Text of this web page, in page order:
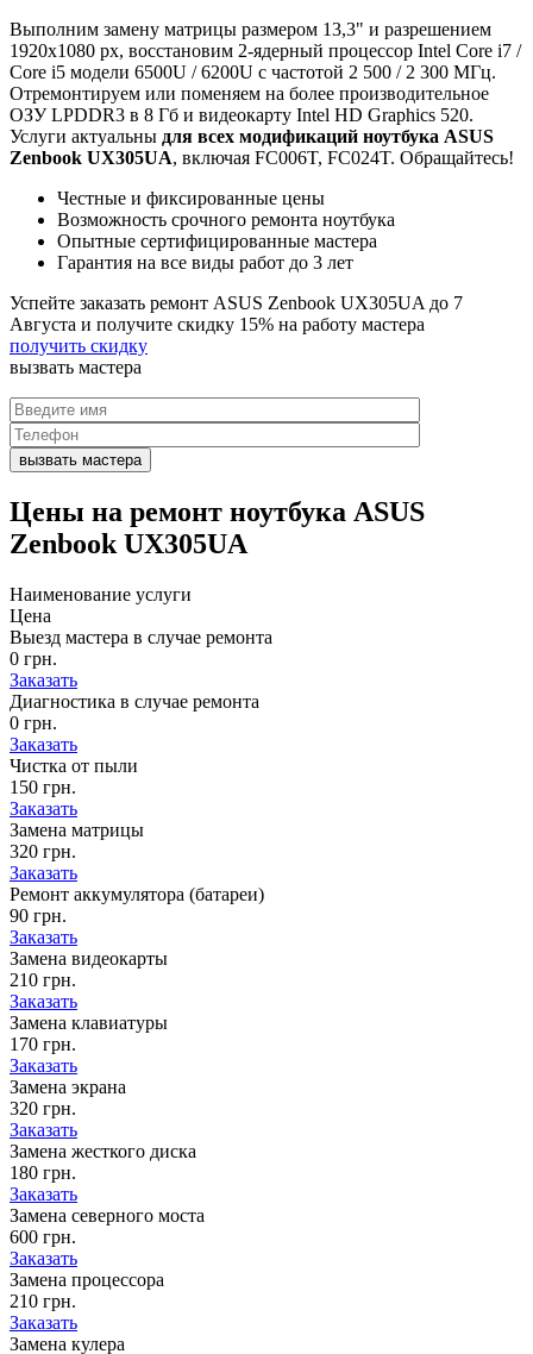
Выполним замену матрицы размером 13,3" и разрешением
1920x1080 px, восстановим 2-ядерный процессор Intel Core i7 /
Core i5 модели 6500U / 6200U с частотой 2 500 / 2 300 МГц.
Отремонтируем или поменяем на более производительное
ОЗУ LPDDR3 в 8 Гб и видеокарту Intel HD Graphics 520.
Услуги актуальны для всех модификаций ноутбука ASUS
Zenbook UX305UA, включая FC006T, FC024T. Обращайтесь!
Честные и фиксированные цены
Возможность срочного ремонта ноутбука
Опытные сертифицированные мастера
Гарантия на все виды работ до 3 лет
Успейте заказать ремонт ASUS Zenbook UX305UA до 7
Августа и получите скидку 15% на работу мастера
получить скидку
вызвать мастера
Цены на ремонт ноутбука ASUS
Zenbook UX305UA
Наименование услуги
Цена
Выезд мастера в случае ремонта
0 грн.
Заказать
Диагностика в случае ремонта
0 грн.
Заказать
Чистка от пыли
150 грн.
Заказать
Замена матрицы
320 грн.
Заказать
Ремонт аккумулятора (батареи)
90 грн.
Заказать
Замена видеокарты
210 грн.
Заказать
Замена клавиатуры
170 грн.
Заказать
Замена экрана
320 грн.
Заказать
Замена жесткого диска
180 грн.
Заказать
Замена северного моста
600 грн.
Заказать
Замена процессора
210 грн.
Заказать
Замена кулера